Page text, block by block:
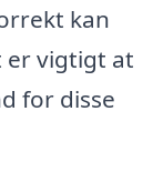
kan
er vigtigt at
for disse